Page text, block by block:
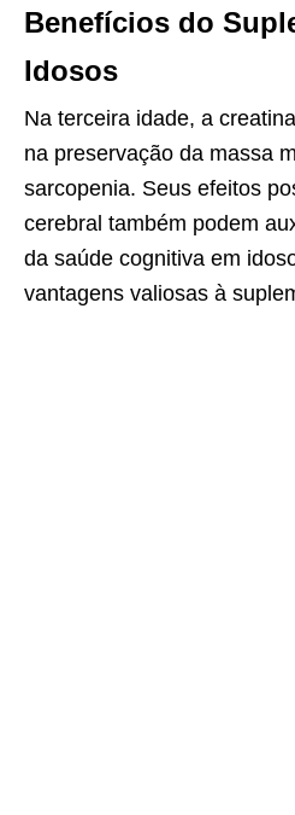
Benefícios do
Idosos
Na terceira idade, a
na preservação da massa
sarcopenia. Seus efeitos
cerebral também podem
da saúde cognitiva em
vantagens valiosas à